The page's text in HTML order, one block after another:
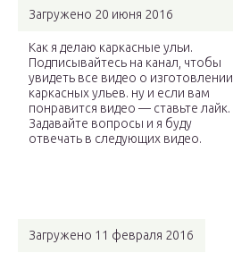
Загружено 20 июня 2016
Как я делаю каркасные ульи.
Подписывайтесь на канал, чтобы
увидеть все видео о изготовлении
каркасных ульев. ну и если вам
понравится видео — ставьте лайк.
Задавайте вопросы и я буду
отвечать в следующих видео.
Загружено 11 февраля 2016